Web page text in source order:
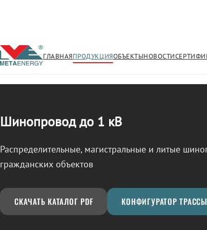
ГЛАВНАЯПРОДУКЦИЯОБЪЕКТЫНОВОСТИ
← Продукция/ШИНОПРОВОД
Шинопровод до 1 кВ
Распределительные, магистральные и литые
гражданских объектов
СКАЧАТЬ КАТАЛОГ PDF КОНФИГУРАТОР ТРАССЫ